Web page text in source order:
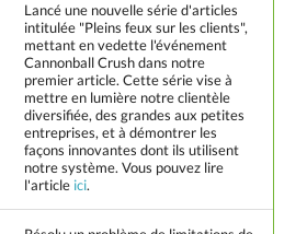
Lancé une nouvelle série d'articles
intitulée "Pleins feux sur les clients",
mettant en vedette l'événement
Cannonball Crush dans notre
premier article. Cette série vise à
mettre en lumière notre clientèle
diversifiée, des grandes aux petites
entreprises, et à démontrer les
façons innovantes dont ils utilisent
notre système. Vous pouvez lire
l'article ici.